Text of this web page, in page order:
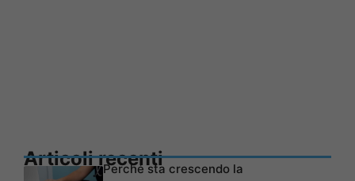
Articoli recentiPerché sta crescendo la